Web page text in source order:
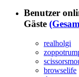
Benutzer
Gäste
realholgi
browselife